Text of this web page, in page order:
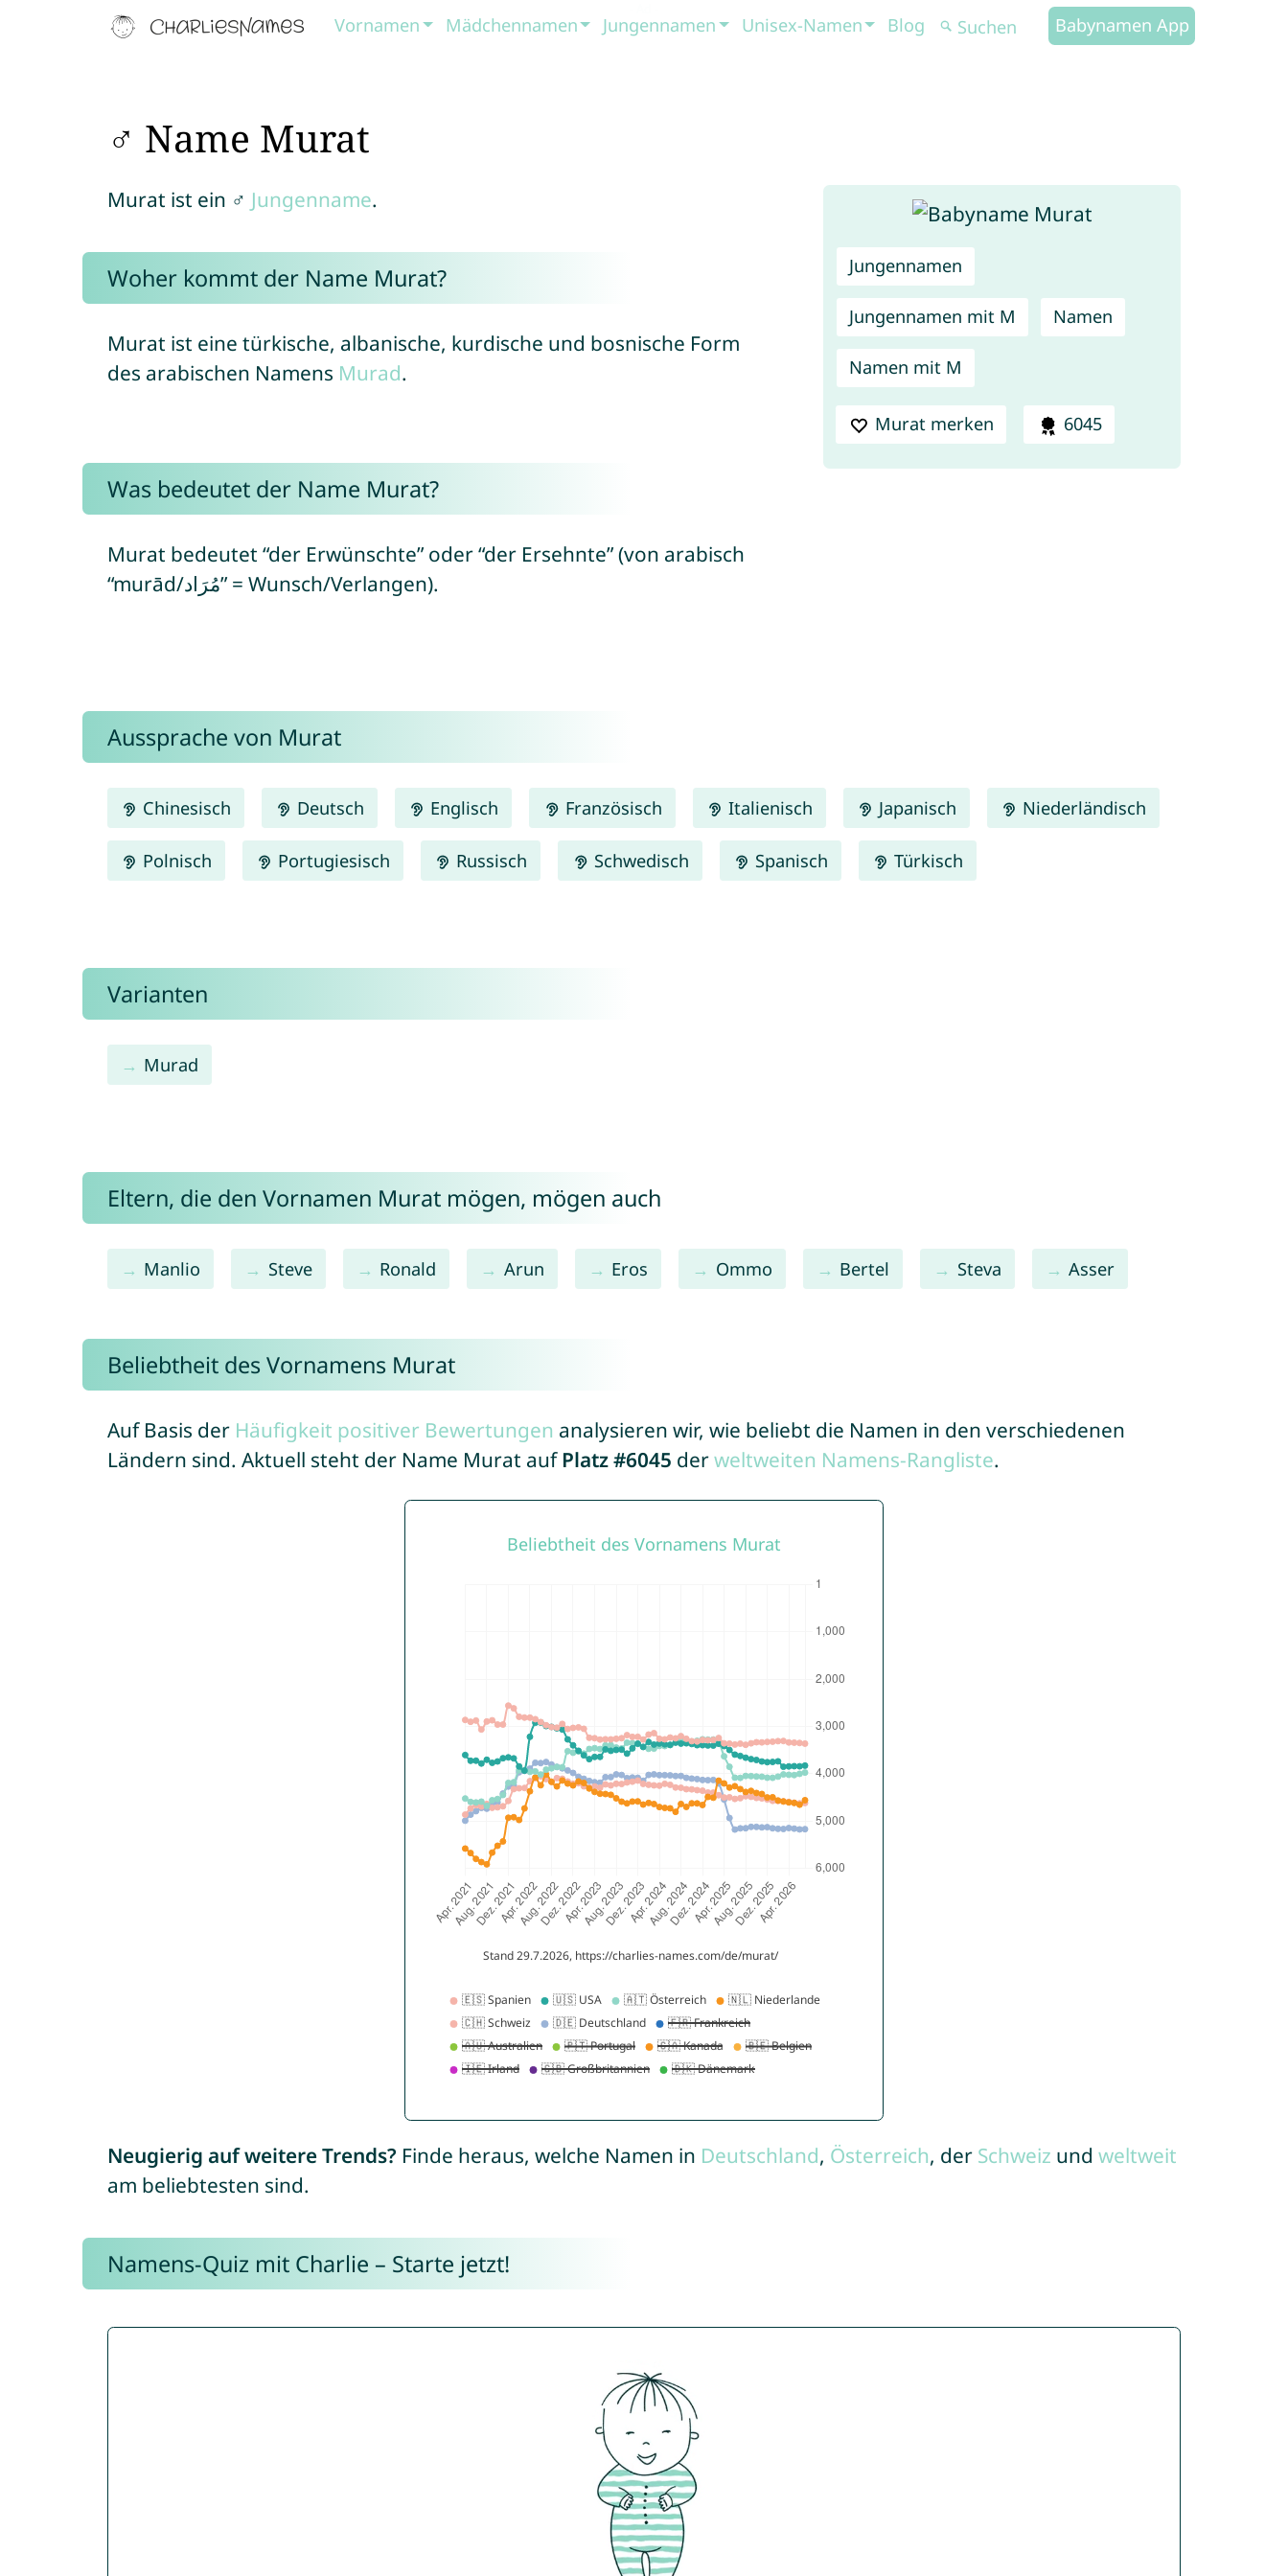
Vornamen Mädchennamen Jungennamen Unisex-Namen Blog Babynamen App
♂ Name Murat
Jungennamen
Jungennamen mit M Namen
Namen mit M
Murat merken 6045
Murat ist ein ♂ Jungenname.
Woher kommt der Name Murat?
Murat ist eine türkische, albanische, kurdische und bosnische Form
des arabischen Namens Murad.
Was bedeutet der Name Murat?
Murat bedeutet “der Erwünschte” oder “der Ersehnte” (von arabisch
“murād/مُرَاد” = Wunsch/Verlangen).
Aussprache von Murat
Chinesisch Deutsch Englisch Französisch Italienisch Japanisch Niederländisch
Polnisch Portugiesisch Russisch Schwedisch Spanisch Türkisch
Varianten
Murad
Eltern, die den Vornamen Murat mögen, mögen auch
Manlio Steve Ronald Arun Eros Ommo Bertel Steva Asser
Beliebtheit des Vornamens Murat
Auf Basis der Häufigkeit positiver Bewertungen analysieren wir, wie beliebt die Namen in den verschiedenen
Ländern sind. Aktuell steht der Name Murat auf Platz #6045 derweltweiten Namens-Rangliste.
Neugierig auf weitere Trends? Finde heraus, welche Namen in Deutschland, Österreich, der Schweiz und weltweit
am beliebtesten sind.
Namens-Quiz mit Charlie – Starte jetzt!